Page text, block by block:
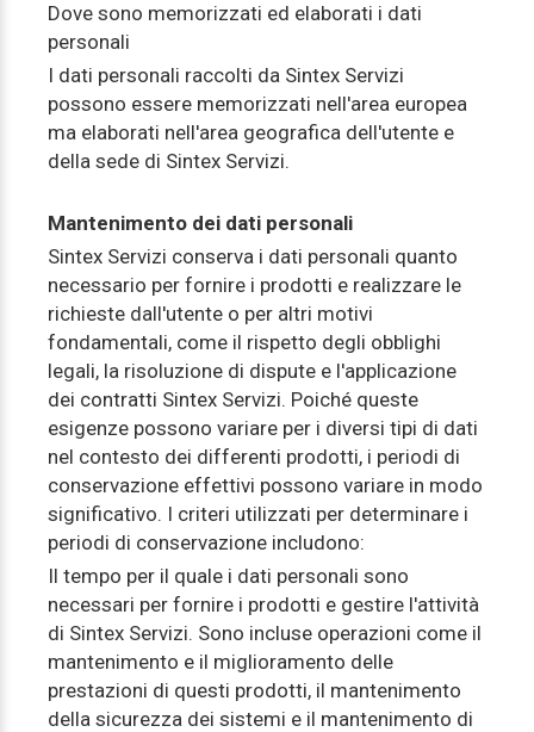
Dove sono memorizzati ed elaborati i dati
personali
I dati personali raccolti da Sintex Servizi
possono essere memorizzati nell'area europea
ma elaborati nell'area geografica dell'utente e
della sede di Sintex Servizi.
Mantenimento dei dati personali
Sintex Servizi conserva i dati personali quanto
necessario per fornire i prodotti e realizzare le
richieste dall'utente o per altri motivi
fondamentali, come il rispetto degli obblighi
legali, la risoluzione di dispute e l'applicazione
dei contratti Sintex Servizi. Poiché queste
esigenze possono variare per i diversi tipi di dati
nel contesto dei differenti prodotti, i periodi di
conservazione effettivi possono variare in modo
significativo. I criteri utilizzati per determinare i
periodi di conservazione includono:
Il tempo per il quale i dati personali sono
necessari per fornire i prodotti e gestire l'attività
di Sintex Servizi. Sono incluse operazioni come il
mantenimento e il miglioramento delle
prestazioni di questi prodotti, il mantenimento
della sicurezza dei sistemi e il mantenimento di